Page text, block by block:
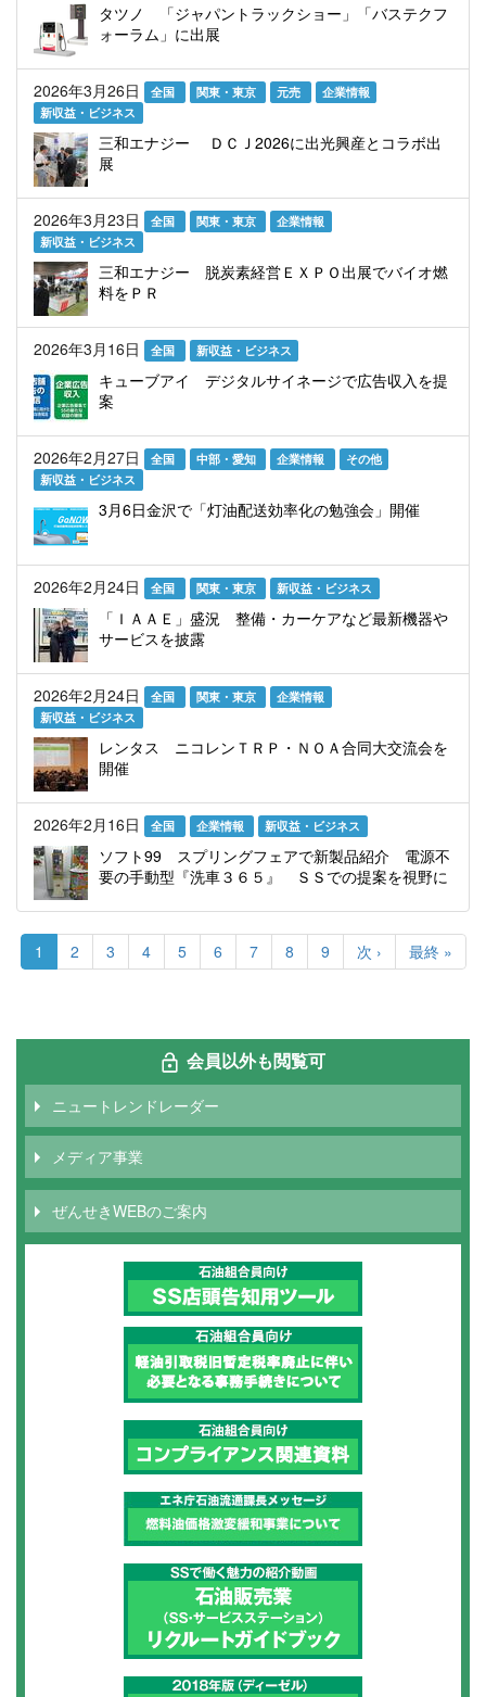
タツノ 「ジャパントラックショー」「バステクフ
ォーラム」に出展
2026年3月26日 全国 関東・東京 元売
企業情報
新収益・ビジネス
三和エナジー ＤＣＪ2026に出光興産とコラボ出
展
2026年3月23日 全国 関東・東京
企業情報
新収益・ビジネス
三和エナジー 脱炭素経営ＥＸＰＯ出展でバイオ燃
料をＰＲ
2026年3月16日 全国 新収益・ビジネス
キューブアイ デジタルサイネージで広告収入を提
案
2026年2月27日 全国 中部・愛知 企業情報
その他
新収益・ビジネス
3月6日金沢で「灯油配送効率化の勉強会」開催
2026年2月24日 全国 関東・東京 新収益・ビジネス
「ＩＡＡＥ」盛況 整備・カーケアなど最新機器や
サービスを披露
2026年2月24日 全国 関東・東京
企業情報
新収益・ビジネス
レンタス ニコレンＴＲＰ・ＮＯＡ合同大交流会を
開催
2026年2月16日 全国 企業情報 新収益・ビジネス
ソフト99 スプリングフェアで新製品紹介 電源不
要の手動型『洗車３６５』 ＳＳでの提案を視野に
ペ
ジ
カ
レ
ペ
1 Page
2 Page
3 Page
4 Page
5 Page
6 Page
7 Page
8 Page
9
次
ペ
次 ›
最
終
ジ
最終 »
会員以外も閲覧可
ニュートレンドレーダー
メディア事業
ぜんせきWEBのご案内